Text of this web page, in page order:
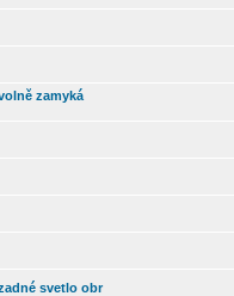
zamyká
svetlo obr